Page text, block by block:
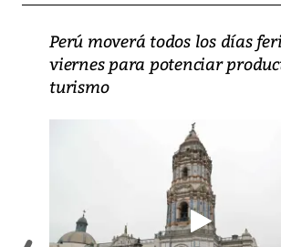
Perú moverá todos los días
viernes para potenciar
turismo